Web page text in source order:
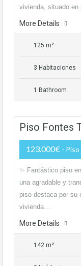
vivienda, situado
More Details
125 m²
3 Habitaciones
1 Bathroom
Piso Fontes
123.000€ - Piso
✨ Fantástico piso
una agradable y
piso destaca por su
vivienda…
More Details
142 m²